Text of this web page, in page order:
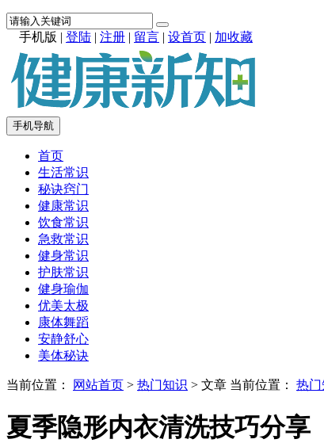
手机版 | 登陆 | 注册 | 留言 | 设首页 | 加收藏
手机导航
首页
生活常识
秘诀窍门
健康常识
饮食常识
急救常识
健身常识
护肤常识
健身瑜伽
优美太极
康体舞蹈
安静舒心
美体秘诀
当前位置： 网站首页 > 热门知识 > 文章 当前位置： 热门
夏季隐形内衣清洗技巧分享